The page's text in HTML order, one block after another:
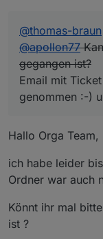
@thomas-braun
@apollon77
gegangen ist?
Email mit
genommen :-)
Hallo Orga Team,
ich habe leider
Ordner war auch
Könnt ihr mal
ist ?